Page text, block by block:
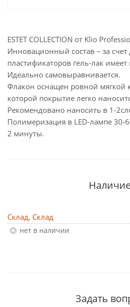
ESTET COLLECTION от Klio
Инновационный состав – за
пластификаторов гель-лак имеет
Идеально самовыравнивается.
Флакон оснащен ровной мягкой
которой покрытие легко
Рекомендовано наносить в 1-
Полимеризация в LED-лампе 30-
2 минуты.
Склад, Склад
Нет в наличии
Задать